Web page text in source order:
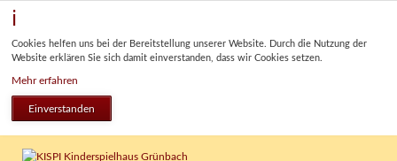
Cookies helfen uns bei der Bereitstellung unserer Website. Durch die Nutzung der
Website erklären Sie sich damit einverstanden, dass wir Cookies setzen.
Mehr erfahren
Einverstanden